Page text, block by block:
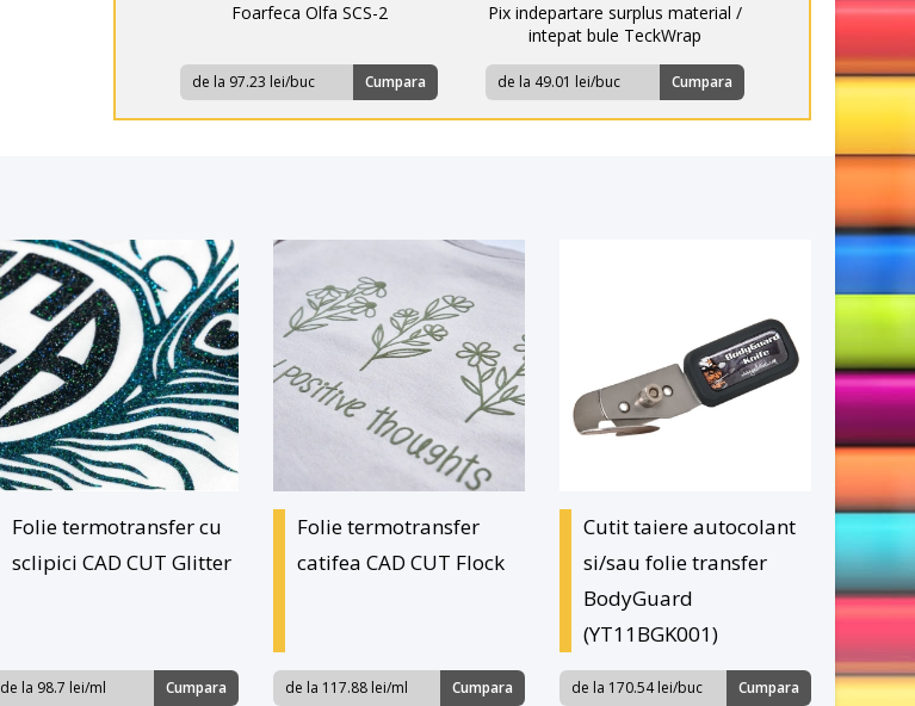
Foarfeca Olfa SCS-2
de la 97.23 lei/buc Cumpara
Pix indepartare surplus material /
intepat bule TeckWrap
de la 49.01 lei/buc Cumpara
Folie termotransfer cu
sclipici CAD CUT Glitter
de la 98.7 lei/ml Cumpara
Folie termotransfer
catifea CAD CUT Flock
de la 117.88 lei/ml Cumpara
Cutit taiere autocolant
si/sau folie transfer
BodyGuard
(YT11BGK001)
de la 170.54 lei/buc Cumpara